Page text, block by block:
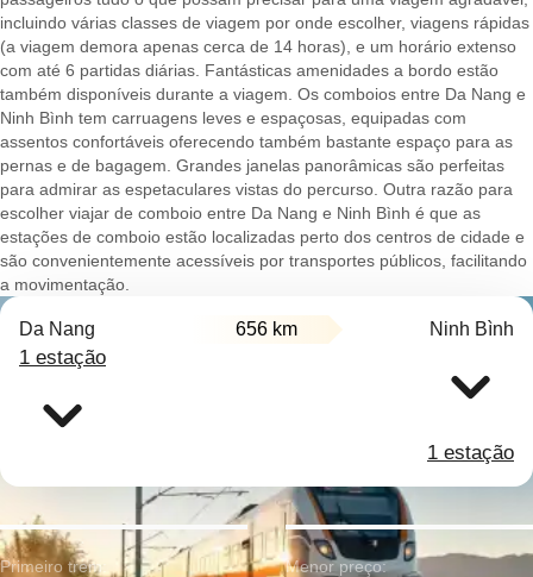
incluindo várias classes de viagem por onde escolher, viagens rápidas
(a viagem demora apenas cerca de 14 horas), e um horário extenso
com até 6 partidas diárias. Fantásticas amenidades a bordo estão
também disponíveis durante a viagem. Os comboios entre Da Nang e
Ninh Bình tem carruagens leves e espaçosas, equipadas com
assentos confortáveis oferecendo também bastante espaço para as
pernas e de bagagem. Grandes janelas panorâmicas são perfeitas
para admirar as espetaculares vistas do percurso. Outra razão para
escolher viajar de comboio entre Da Nang e Ninh Bình é que as
estações de comboio estão localizadas perto dos centros de cidade e
são convenientemente acessíveis por transportes públicos, facilitando
a movimentação.
Da Nang 656 km Ninh Bình
1 estação
1 estação
Primeiro trem: Menor preço: